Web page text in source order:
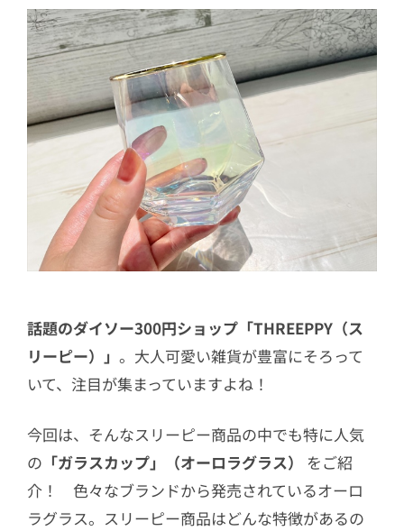
話題のダイソー300円ショップ「THREEPPY（ス
リーピー）」 。大人可愛い雑貨が豊富にそろって
いて、注目が集まっていますよね！
今回は、そんなスリーピー商品の中でも特に人気
の 「ガラスカップ」（オーロラグラス） をご紹
介！ 色々なブランドから発売されているオーロ
ラグラス。スリーピー商品はどんな特徴があるの